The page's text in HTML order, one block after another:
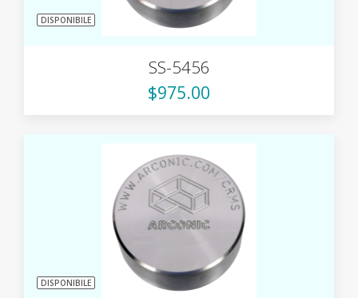
DISPONIBILE
SS-5456
$975.00
DISPONIBILE